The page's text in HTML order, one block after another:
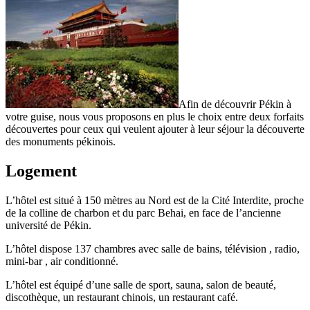
Afin de découvrir Pékin à
votre guise, nous vous proposons en plus le choix entre deux forfaits
découvertes pour ceux qui veulent ajouter à leur séjour la découverte
des monuments pékinois.
Logement
L’hôtel est situé à 150 mètres au Nord est de la Cité Interdite, proche
de la colline de charbon et du parc Behai, en face de l’ancienne
université de Pékin.
L’hôtel dispose 137 chambres avec salle de bains, télévision , radio,
mini-bar , air conditionné.
L’hôtel est équipé d’une salle de sport, sauna, salon de beauté,
discothèque, un restaurant chinois, un restaurant café.